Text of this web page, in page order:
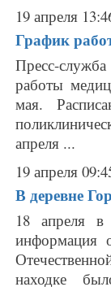
19 апреля
График
Пресс-
работы
мая.
апреля ...
19 апреля
В деревне
18 апреля
информация
находке